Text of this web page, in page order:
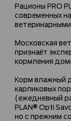
Рационы PRO
современных
Московская
признаёт
кормления
Корм влажный
карликовых
(ежедневный
PLAN® Opti
но с прежним